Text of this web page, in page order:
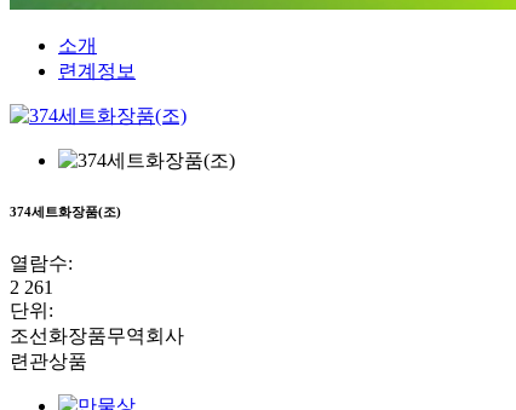
소개
련계정보
374세트화장품(조)
열람수:
2 261
단위 :
조선화장품무역회사
련관상품